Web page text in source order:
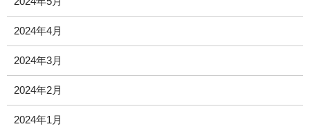
2024年4月
2024年3月
2024年2月
2024年1月